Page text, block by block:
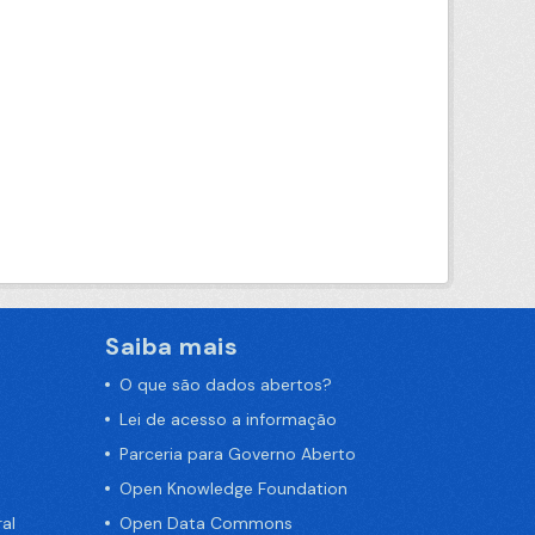
Saiba mais
O que são dados abertos?
Lei de acesso a informação
Parceria para Governo Aberto
Open Knowledge Foundation
Open Data Commons